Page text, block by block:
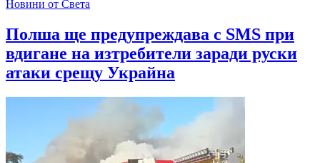
Новини от Света
Полша ще предупреждава с SMS при
вдигане на изтребители заради руски
атаки срещу Украйна